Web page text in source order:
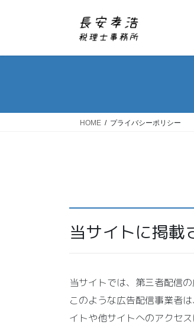
HOME プライバシーポリシー
当サイトに掲載
当サイトでは、第三者配信
このような広告配信事業者
イトや他サイトへのアクセ